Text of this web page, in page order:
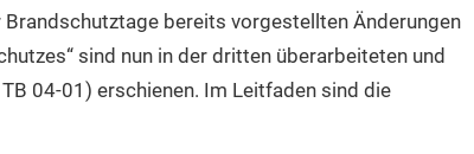
bereits vorgestellten Änderungen
sind nun in der dritten überarbeiteten und
04-01) erschienen. Im Leitfaden sind die